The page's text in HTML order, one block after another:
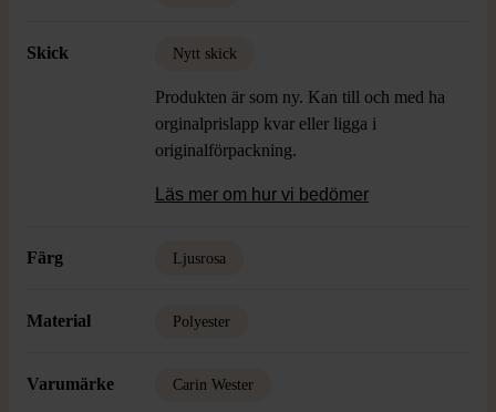
Skick Nytt skick
Produkten är som ny. Kan till och med ha
orginalprislapp kvar eller ligga i
originalförpackning.
Läs mer om hur vi bedömer
Färg Ljusrosa
Material Polyester
Varumärke Carin Wester